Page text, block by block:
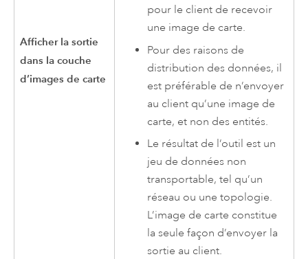
Afficher la sortie
dans la couche
d’images de carte
pour le client de recevoir
une image de carte.
Pour des raisons de
distribution des données, il
est préférable de n’envoyer
au client qu’une image de
carte, et non des entités.
Le résultat de l’outil est un
jeu de données non
transportable, tel qu’un
réseau ou une topologie.
L’image de carte constitue
la seule façon d’envoyer la
sortie au client.